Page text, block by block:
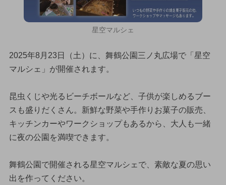
星空マルシェ
2025年8月23日（土）に、舞鶴公園三ノ丸広場で「星空
マルシェ」が開催されます。
昆虫くじや光るビーチボールなど、子供が楽しめるブー
スも盛りだくさん。新鮮な野菜や手作りお菓子の販売、
キッチンカーやワークショップもあるから、大人も一緒
に夜の公園を満喫できます。
舞鶴公園で開催される星空マルシェで、素敵な夏の思い
出を作ってください。